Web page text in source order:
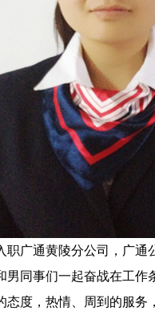
广通黄陵分公司，广通
男同事们一起奋战在工
态度，热情、周到的服务